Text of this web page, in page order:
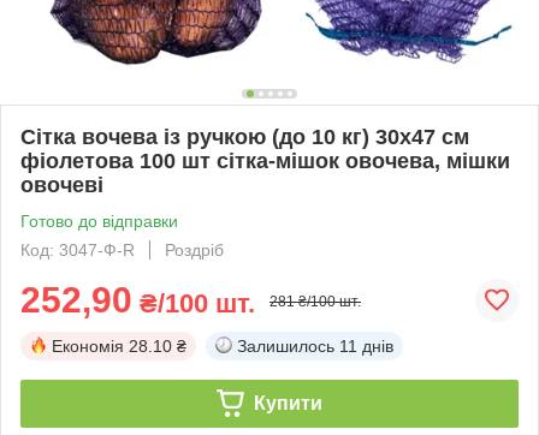
Сітка вочева із ручкою (до 10 кг) 30х47 см
фіолетова 100 шт сітка-мішок овочева, мішки
овочеві
Готово до відправки
Код: 3047-Ф-R
Роздріб
252,90 ₴/100 шт. 281 ₴/100 шт.
Економія 28.10 ₴ Залишилось 11 днів
Купити